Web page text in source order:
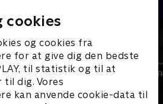
cookies
og cookies fra
for at give dig den bedste
til statistik og til at
dig. Vores
kan anvende cookie-data til